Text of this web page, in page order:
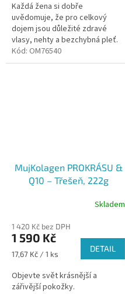
Každá žena si dobře
uvědomuje, že pro celkový
dojem jsou důležité zdravé
vlasy, nehty a bezchybná pleť.
Pokud již delší dobu toužíte po
nějakém pokladu, který bude o
Kód: OM76540
MujKolagen PROKRÁSU &
Q10 – Třešeň, 222g
Skladem
1 420 Kč bez DPH
1 590 Kč
Měrná
17,67 Kč / 1 ks
DETAIL
Objevte svět krásnější a
zářivější pokožky.